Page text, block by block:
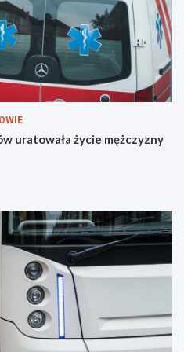
uratowała życie mężczyzny